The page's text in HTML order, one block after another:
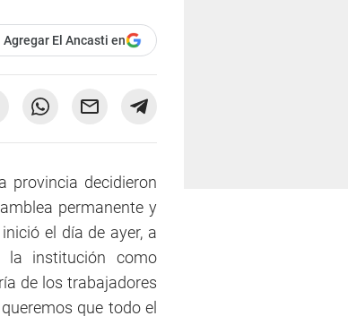
Agregar El Ancasti en
provincia decidieron
permanente y
el día de ayer, a
la institución como
de los trabajadores
que todo el